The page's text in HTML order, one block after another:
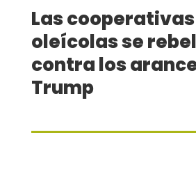
Las cooperativas
oleícolas se
contra los
Trump